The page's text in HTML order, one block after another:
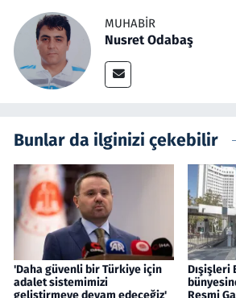
MUHABIR
Nusret Odabaş
Bunlar da ilginizi çekebilir
'Daha güvenli bir Türkiye için
adalet sistemimizi
Dışişleri